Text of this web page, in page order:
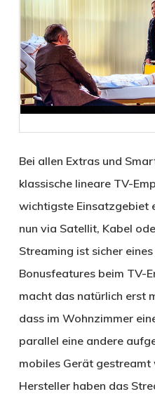
Bei allen Extras und
klassische lineare TV-
wichtigste Einsatzgebiet
nun via Satellit, Kabel
Streaming ist sicher
Bonusfeatures beim TV-
macht das natürlich erst
dass im Wohnzimmer
parallel eine andere
mobiles Gerät gestreamt
Hersteller haben das